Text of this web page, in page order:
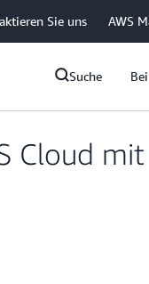
Sie uns AWS
Suche
Cloud